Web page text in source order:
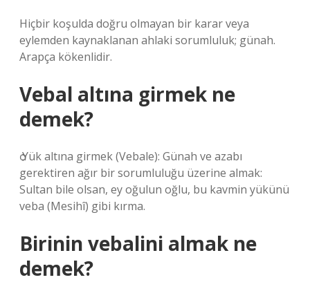
Hiçbir koşulda doğru olmayan bir karar veya
eylemden kaynaklanan ahlaki sorumluluk; günah.
Arapça kökenlidir.
Vebal altına girmek ne
demek?
ѻ Yük altına girmek (Vebale): Günah ve azabı
gerektiren ağır bir sorumluluğu üzerine almak:
Sultan bile olsan, ey oğulun oğlu, bu kavmin yükünü
veba (Mesihî) gibi kırma.
Birinin vebalini almak ne
demek?